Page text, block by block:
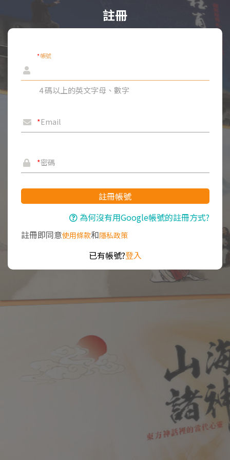
註冊
*帳號
4 碼以上的英文字母、數字
*Email
*密碼
註冊帳號
為何沒有用Google帳號的註冊方式?
註冊即同意使用條款和隱私政策
已有帳號?登入